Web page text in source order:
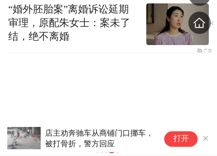
店主劝奔驰车从商铺门口挪车，
被打骨折，警方回应
打开
“婚外胚胎案”离婚诉讼延期
审理，原配朱女士：案未了
结，绝不离婚